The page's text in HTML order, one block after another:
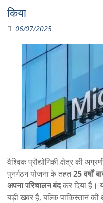
किया
06/07/2025
वैश्विक प्रौद्योगिकी क्षेत्र की
पुनर्गठन योजना के तहत25 वर्षों
अपना परिचालन बंदकर दिया है।
बड़ी खबर है, बल्कि पाकिस्तान की